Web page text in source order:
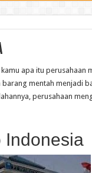
kamu apa itu perusahaan
mentah menjadi
perusahaan
Indonesia